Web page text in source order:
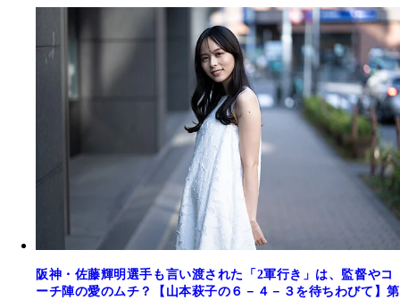
阪神・佐藤輝明選手も言い渡された「2軍行き」は、監督やコ
ーチ陣の愛のムチ？【山本萩子の６－４－３を待ちわびて】第